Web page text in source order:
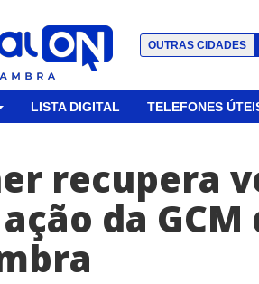
OUTRAS CIDADES
LISTA DIGITAL TELEFONES
recupera
da GCM